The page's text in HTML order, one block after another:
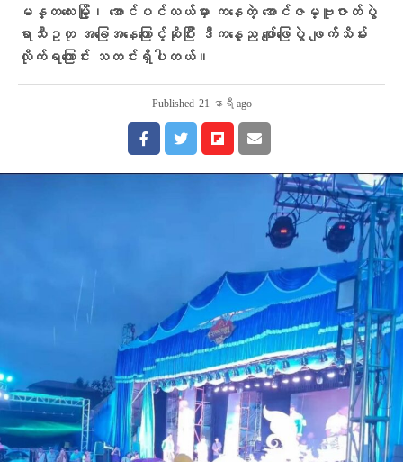
မန္တလေးမြို့၊ အောင်ပင်လယ်မှာ ကနေတဲ့ အောင်ဇမ္ဗူဇာတ်ပွဲ
ရာသီဥတု အခြေအနေကြောင့်ဆိုပြီး ဒီကနေ့ည ဖျော်ဖြေပွဲ ဖျက်သိမ်း
လိုက်ရကြောင်း သတင်းရှိပါတယ်။
Published 21 နာရီ ago